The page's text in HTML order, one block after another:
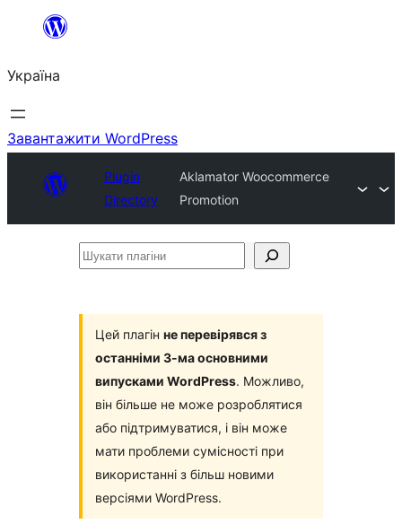
Перейти
вмісту
Україна
Завантажити WordPress
Plugin
Directory
Aklamator Woocommerce
Promotion
Шукати
Цей плагін не перевірявся з
останніми 3-ма основними
випусками WordPress. Можливо,
він більше не може розроблятися
або підтримуватися, і він може
мати проблеми сумісності при
використанні з більш новими
версіями WordPress.